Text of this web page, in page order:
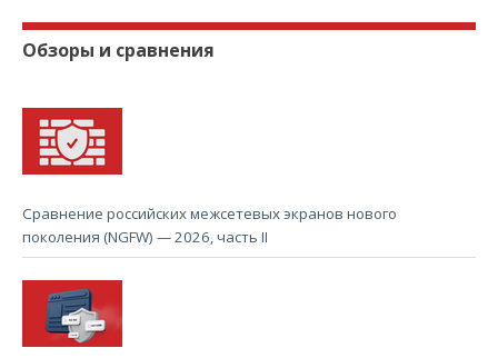
Обзоры и сравнения
Сравнение российских межсетевых экранов нового
поколения (NGFW) — 2026, часть II